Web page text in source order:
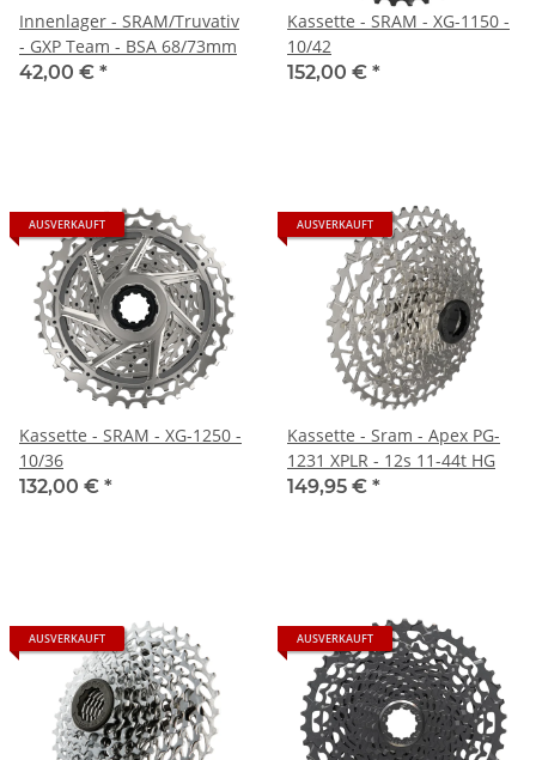
Innenlager - SRAM/Truvativ
- GXP Team - BSA 68/73mm
42,00 € *
Kassette - SRAM - XG-1150 -
10/42
152,00 € *
AUSVERKAUFT
Kassette - SRAM - XG-1250 -
10/36
132,00 € *
AUSVERKAUFT
Kassette - Sram - Apex PG-
1231 XPLR - 12s 11-44t HG
149,95 € *
AUSVERKAUFT AUSVERKAUFT